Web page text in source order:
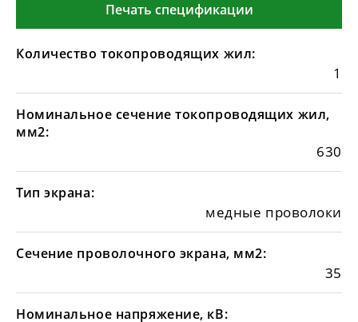
Печать спецификации
Количество токопроводящих жил:
1
Номинальное сечение токопроводящих жил,
мм2:
630
Тип экрана:
медные проволоки
Сечение проволочного экрана, мм2:
35
Номинальное напряжение, кВ: